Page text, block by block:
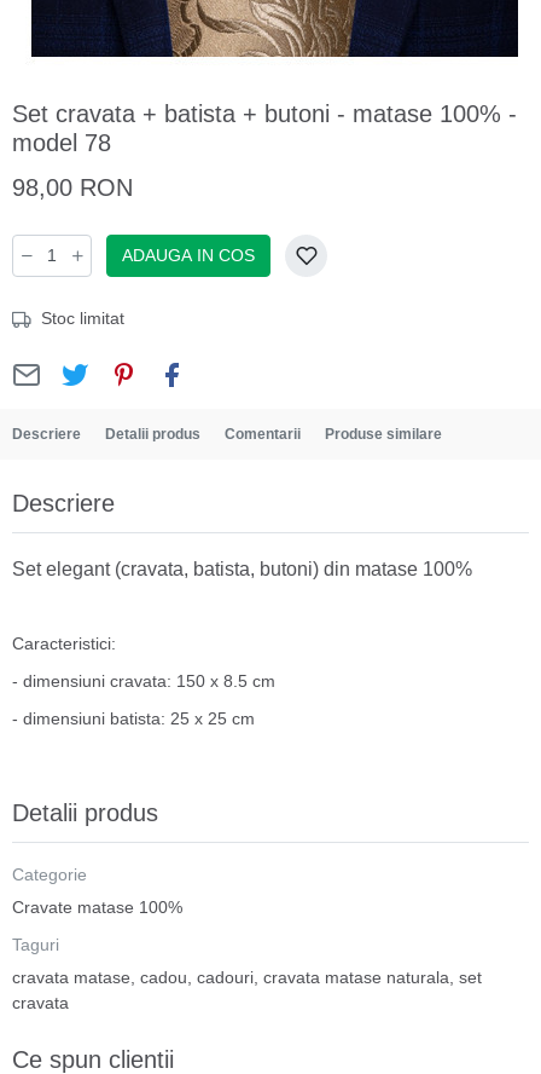
Set cravata + batista + butoni - matase 100% -
model 78
98,00 RON
ADAUGA IN COS
Stoc limitat
Descriere Detalii produs Comentarii Produse similare
Descriere
Set elegant (cravata, batista, butoni) din matase 100%
Caracteristici:
- dimensiuni cravata: 150 x 8.5 cm
- dimensiuni batista: 25 x 25 cm
Detalii produs
Categorie
Cravate matase 100%
Taguri
cravata matase cadou cadouri cravata matase naturala set
cravata
Ce spun clientii